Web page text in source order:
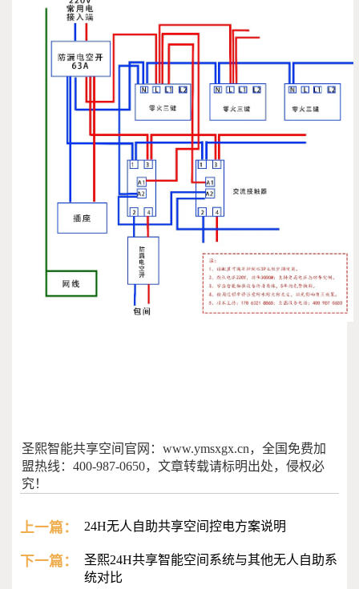
圣熙智能共享空间官网：www.ymsxgx.cn，全国免费加
盟热线：400-987-0650，文章转载请标明出处，侵权必
究！
上一篇： 24H无人自助共享空间控电方案说明
下一篇：
圣熙24H共享智能空间系统与其他无人自助系
统对比